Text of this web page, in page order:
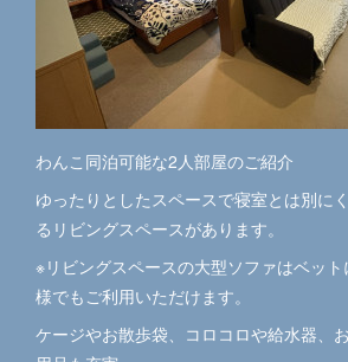
わんこ同泊可能な2人部屋のご紹介
ゆったりとしたスペースで寝室とは別に
るリビングスペースがあります。
※リビングスペースの大型ソファはベッ
様でもご利用いただけます。
ケージやお散歩袋、コロコロや給水器、